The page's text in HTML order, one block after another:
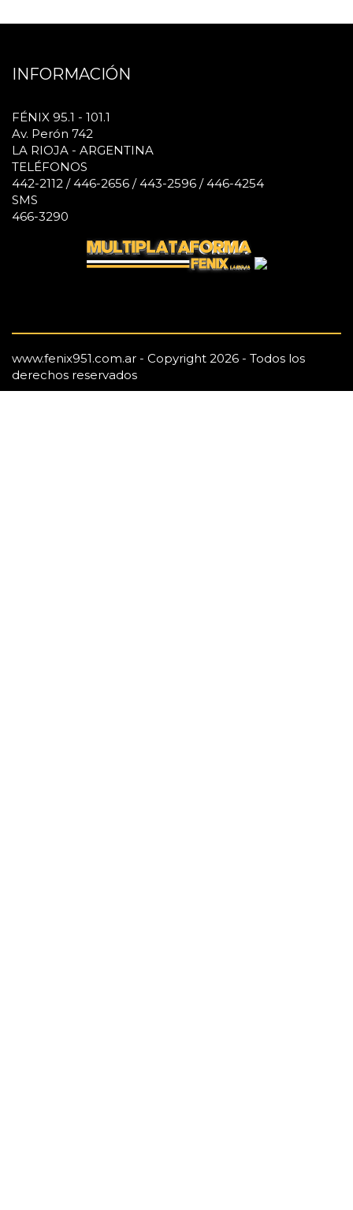
INFORMACIÓN
FÉNIX 95.1 - 101.1
Av. Perón 742
LA RIOJA - ARGENTINA
TELÉFONOS
442-2112 / 446-2656 / 443-2596 / 446-4254
SMS
466-3290
www.fenix951.com.ar - Copyright 2026 - Todos los
derechos reservados